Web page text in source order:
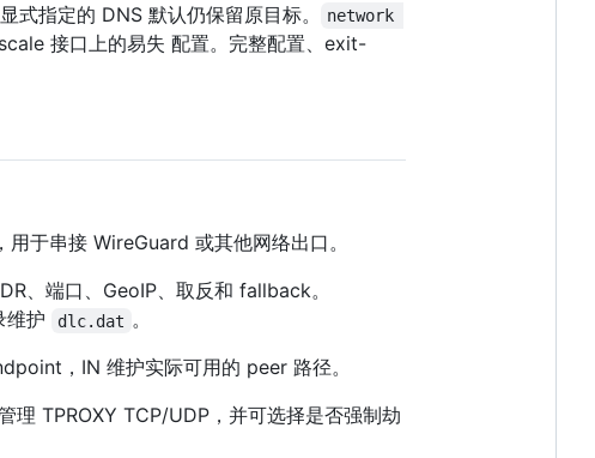
式指定的 DNS 默认仍保留原目标。
network
接口上的易失 配置。完整配置、exit-
于串接 WireGuard 或其他网络出口。
、端口、GeoIP、取反和 fallback。
维护 dlc.dat 。
，IN 维护实际可用的 peer 路径。
理 TPROXY TCP/UDP，并可选择是否强制劫